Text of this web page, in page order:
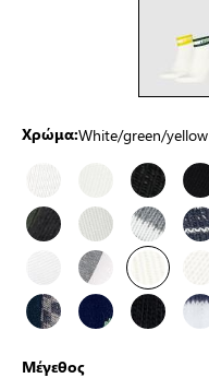
Χρώμα:White/green/yellow
Μέγεθος